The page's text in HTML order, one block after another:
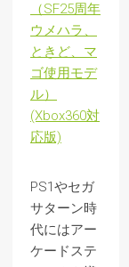
（SF25周年
ウメハラ、
ときど、マ
ゴ使用モデ
ル）
(Xbox360対
応版)
PS1やセガ
サターン時
代にはアー
ケードステ